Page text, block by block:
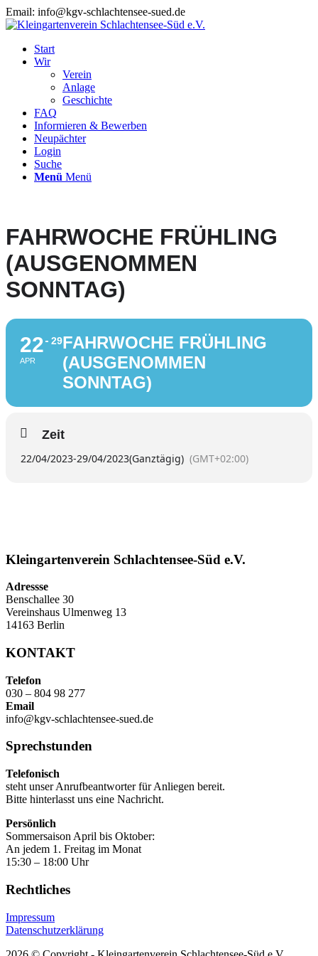
Email: info@kgv-schlachtensee-sued.de
Start
Wir
Verein
Anlage
Geschichte
FAQ
Informieren & Bewerben
Neupächter
Login
Suche
Menü Menü
FAHRWOCHE FRÜHLING
(AUSGENOMMEN
SONNTAG)
22
APR
29FAHRWOCHE FRÜHLING
(AUSGENOMMEN
SONNTAG)
Zeit
22/04/2023-29/04/2023(Ganztägig) (GMT+02:00)
Kleingartenverein Schlachtensee-Süd e.V.
Adressse
Benschallee 30
Vereinshaus Ulmenweg 13
14163 Berlin
KONTAKT
Telefon
030 – 804 98 277
Email
info@kgv-schlachtensee-sued.de
Sprechstunden
Telefonisch
steht unser Anrufbeantworter für Anliegen bereit.
Bitte hinterlasst uns eine Nachricht.
Persönlich
Sommersaison April bis Oktober:
An jedem 1. Freitag im Monat
15:30 – 18:00 Uhr
Rechtliches
Impressum
Datenschutzerklärung